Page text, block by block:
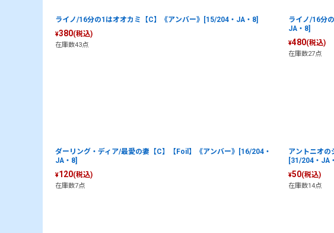
ライノ/16分の1はオオカミ【C】《アンバー》[15/204・JA・8]
¥380(税込)
在庫数43点
ライノ/16分
JA・8]
¥480(税込)
在庫数27点
ダーリング・ディア/最愛の妻【C】【Foil】《アンバー》[16/204・
JA・8]
¥120(税込)
在庫数7点
アントニオの
[31/204・JA
¥50(税込)
在庫数14点